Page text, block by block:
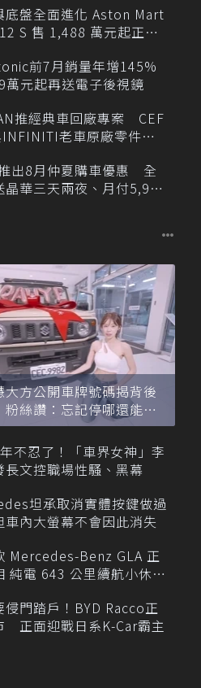
底盤全面進化 Aston Mart
S 售 1,488 萬元起正式
前7月銷量年增145%
元起再送電子後視鏡
推經典車回廠專案 CEF
INFINITI老車原廠零件最
出8月仲夏購車優惠 全
晶華三天兩夜、月付5,900
大方公開車牌號碼揭背後
粉絲讚：忘記停哪還能幫
不忍了！「車界女神」李
長文控職場性騷、黑幕
坦承取消實體按鍵做過
內大螢幕不會因此消失
Mercedes-Benz GLA 正
純電 643 公里續航小休
侵門踏戶！BYD Racco正
正面迎戰日系K-Car霸主